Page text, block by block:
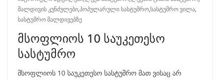
მალდივის კუნძულები,პოპულარული სასტუმრო,სასტუმრო ვილა,
სასტუმრო მალდივებზე
მსოფლიოს 10 საუკეთესო
სასტუმრო
მსოფლიოს 10 საუკეთესო სასტუმრო მათ ვისაც არ